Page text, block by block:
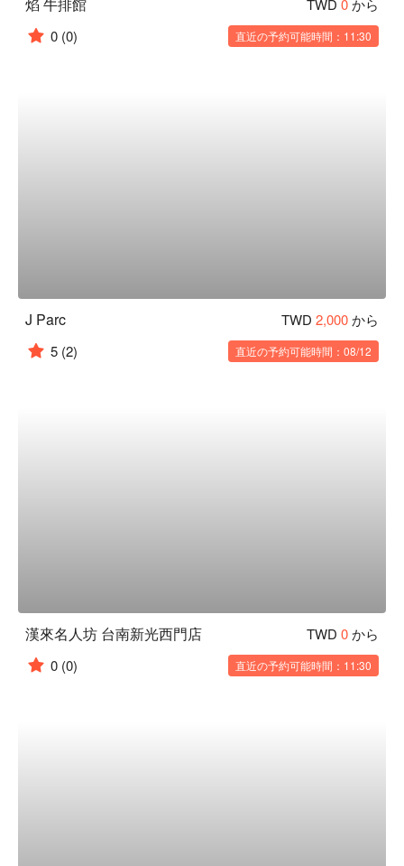
TWD 0から
0 (0) 直近の予約可能時間：11:30
J Parc TWD 2,000から
5 (2) 直近の予約可能時間：08/12
漢來名人坊 台南新光西門店 TWD 0から
0 (0) 直近の予約可能時間：11:30